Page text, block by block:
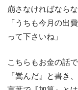
崩さなければなら
「うちも今月の出
って下さいね」
こちらもお金の話
『嵩んだ』と書き